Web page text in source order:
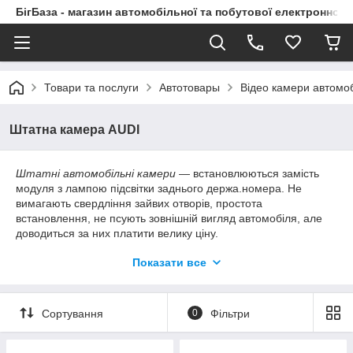
БігБаза - магазин автомобільної та побутової електронної
Товари та послуги Автотовары Відео камери
Штатна камера AUDI
Штатні автомобільні камери ― встановлюються замість
модуля з лампою підсвітки заднього держа.номера. Не
вимагають свердління зайвих отворів, простота
встановлення, не псують зовнішній вигляд автомобіля, але
доводиться за них платити велику ціну.
Роздільна здатність. Кількість телевізійних ліній (ТВЛ).
детальніше зображення. Розрізняють 380, 420, 480, 520 і
більше ТВЛ. Не варто плутати ТВЛ і роздільну здатність
камери — параметр фактично той самий, але значення різні:
Показати все
Сортування 0 Фільтри